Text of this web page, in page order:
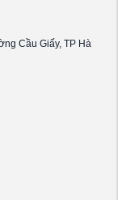
Cầu Giấy, TP Hà